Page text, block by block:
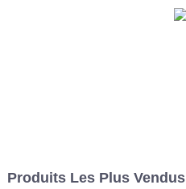
Produits Les Plus Vendus